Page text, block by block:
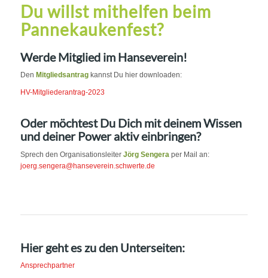
Du willst mithelfen beim
Pannekaukenfest?
Werde Mitglied im Hanseverein!
Den Mitgliedsantragkannst Du hier downloaden:
HV-Mitgliederantrag-2023
Oder möchtest Du Dich mit deinem Wissen
und deiner Power aktiv einbringen?
Sprech den Organisationsleiter Jörg Sengera per Mail an:
joerg.sengera@hanseverein.schwerte.de
Hier geht es zu den Unterseiten:
Ansprechpartner